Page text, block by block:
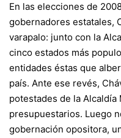
En las elecciones de
gobernadores estatales,
varapalo: junto con la
cinco estados más
entidades éstas que
país. Ante ese revés,
potestades de la
presupuestarios. Luego
gobernación opositora,